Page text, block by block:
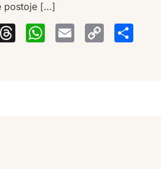
postoje […]
Threads
Email